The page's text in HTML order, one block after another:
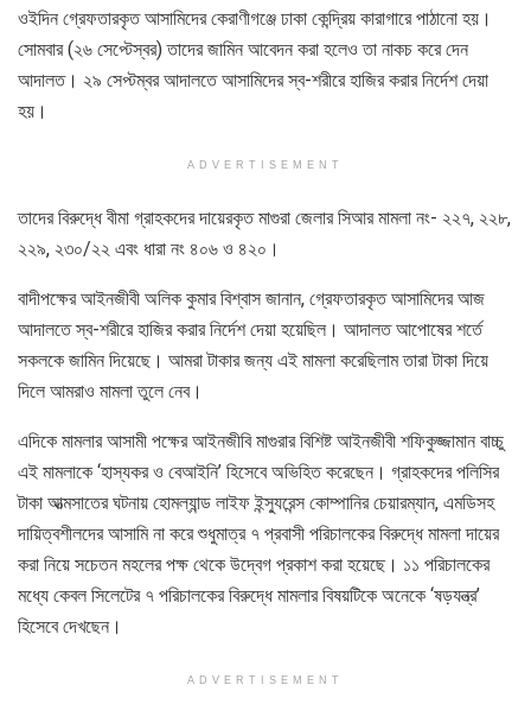
ওইদিন গ্রেফতারকৃত আসামিদের কেরাণীগঞ্জে ঢাকা কেন্দ্রিয় কারাগারে পাঠানো হয়।
সোমবার (২৬ সেপ্টেস্বর) তাদের জামিন আবেদন করা হলেও তা নাকচ করে দেন
আদালত। ২৯ সেপ্টম্বর আদালতে আসামিদের স্ব-শরীরে হাজির করার নির্দেশ দেয়া
হয়।
ADVERTISEMENT
তাদের বিরুদ্ধে বীমা গ্রাহকদের দায়েরকৃত মাগুরা জেলার সিআর মামলা নং- ২২৭, ২২৮,
২২৯, ২৩০/২২ এবং ধারা নং ৪০৬ ও ৪২০।
বাদীপক্ষের আইনজীবী অলিক কুমার বিশ্বাস জানান, গ্রেফতারকৃত আসামিদের আজ
আদালতে স্ব-শরীরে হাজির করার নির্দেশ দেয়া হয়েছিল। আদালত আপোষের শর্তে
সকলকে জামিন দিয়েছে। আমরা টাকার জন্য এই মামলা করেছিলাম তারা টাকা দিয়ে
দিলে আমরাও মামলা তুলে নেব।
এদিকে মামলার আসামী পক্ষের আইনজীবি মাগুরার বিশিষ্ট আইনজীবী শফিকুজ্জামান বাচ্চু
এই মামলাকে ‘হাস্যকর ও বেআইনি’ হিসেবে অভিহিত করেছেন। গ্রাহকদের পলিসির
টাকা আত্মসাতের ঘটনায় হোমল্যান্ড লাইফ ইন্স্যুরেন্স কোম্পানির চেয়ারম্যান, এমডিসহ
দায়িত্বশীলদের আসামি না করে শুধুমাত্র ৭ প্রবাসী পরিচালকের বিরুদ্ধে মামলা দায়ের
করা নিয়ে সচেতন মহলের পক্ষ থেকে উদ্বেগ প্রকাশ করা হয়েছে। ১১ পরিচালকের
মধ্যে কেবল সিলেটের ৭ পরিচালকের বিরুদ্ধে মামলার বিষয়টিকে অনেকে ‘ষড়যন্ত্র’
হিসেবে দেখছেন।
ADVERTISEMENT